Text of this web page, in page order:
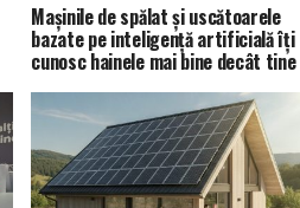
Mașinile de spălat și uscătoarele
bazate pe inteligență artificială îți
cunosc hainele mai bine decât tine